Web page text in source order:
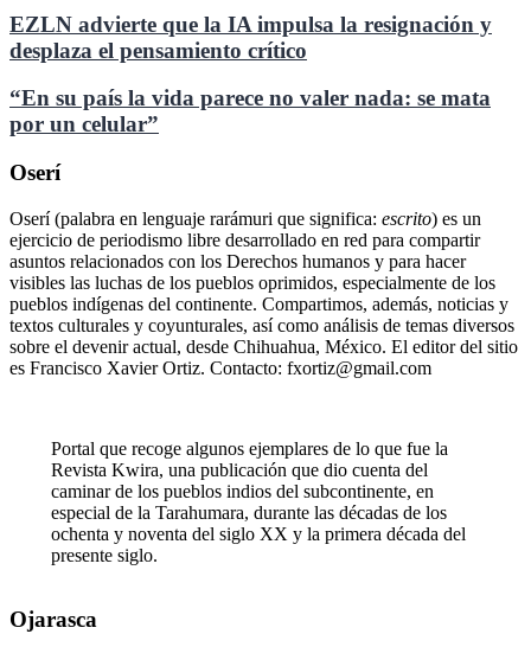
EZLN advierte que la IA impulsa la resignación y
desplaza el pensamiento crítico
“En su país la vida parece no valer nada: se mata
por un celular”
Oserí
Oserí (palabra en lenguaje rarámuri que significa: escrito) es un
ejercicio de periodismo libre desarrollado en red para compartir
asuntos relacionados con los Derechos humanos y para hacer
visibles las luchas de los pueblos oprimidos, especialmente de los
pueblos indígenas del continente. Compartimos, además, noticias y
textos culturales y coyunturales, así como análisis de temas diversos
sobre el devenir actual, desde Chihuahua, México. El editor del sitio
es Francisco Xavier Ortiz. Contacto: fxortiz@gmail.com
Portal que recoge algunos ejemplares de lo que fue la
Revista Kwira, una publicación que dio cuenta del
caminar de los pueblos indios del subcontinente, en
especial de la Tarahumara, durante las décadas de los
ochenta y noventa del siglo XX y la primera década del
presente siglo.
Ojarasca